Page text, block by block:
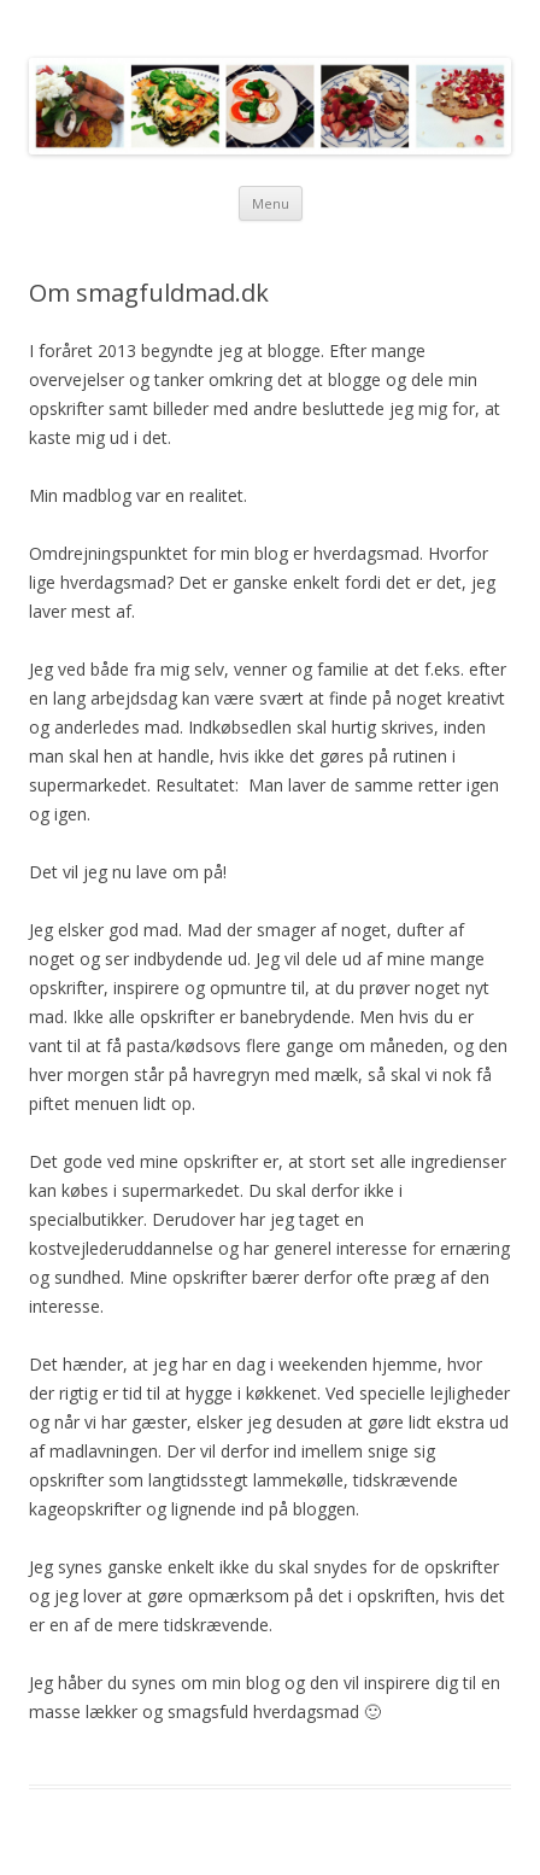
Menu Videre
Om smagfuldmad.dk
I foråret 2013 begyndte jeg at blogge. Efter mange
overvejelser og tanker omkring det at blogge og dele min
opskrifter samt billeder med andre besluttede jeg mig for, at
kaste mig ud i det.
Min madblog var en realitet.
Omdrejningspunktet for min blog er hverdagsmad. Hvorfor
lige hverdagsmad? Det er ganske enkelt fordi det er det, jeg
laver mest af.
Jeg ved både fra mig selv, venner og familie at det f.eks. efter
en lang arbejdsdag kan være svært at finde på noget kreativt
og anderledes mad. Indkøbsedlen skal hurtig skrives, inden
man skal hen at handle, hvis ikke det gøres på rutinen i
supermarkedet. Resultatet: Man laver de samme retter igen
og igen.
Det vil jeg nu lave om på!
Jeg elsker god mad. Mad der smager af noget, dufter af
noget og ser indbydende ud. Jeg vil dele ud af mine mange
opskrifter, inspirere og opmuntre til, at du prøver noget nyt
mad. Ikke alle opskrifter er banebrydende. Men hvis du er
vant til at få pasta/kødsovs flere gange om måneden, og den
hver morgen står på havregryn med mælk, så skal vi nok få
piftet menuen lidt op.
Det gode ved mine opskrifter er, at stort set alle ingredienser
kan købes i supermarkedet. Du skal derfor ikke i
specialbutikker. Derudover har jeg taget en
kostvejlederuddannelse og har generel interesse for ernæring
og sundhed. Mine opskrifter bærer derfor ofte præg af den
interesse.
Det hænder, at jeg har en dag i weekenden hjemme, hvor
der rigtig er tid til at hygge i køkkenet. Ved specielle lejligheder
og når vi har gæster, elsker jeg desuden at gøre lidt ekstra ud
af madlavningen. Der vil derfor ind imellem snige sig
opskrifter som langtidsstegt lammekølle, tidskrævende
kageopskrifter og lignende ind på bloggen.
Jeg synes ganske enkelt ikke du skal snydes for de opskrifter
og jeg lover at gøre opmærksom på det i opskriften, hvis det
er en af de mere tidskrævende.
Jeg håber du synes om min blog og den vil inspirere dig til en
masse lækker og smagsfuld hverdagsmad 🙂